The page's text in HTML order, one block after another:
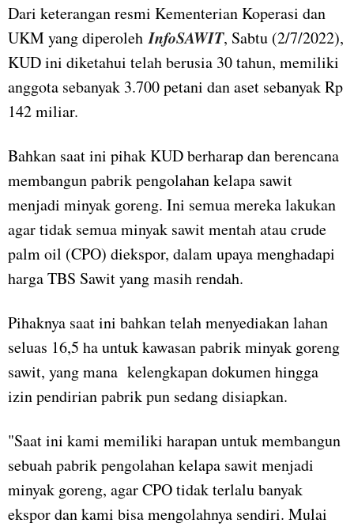
Dari keterangan resmi Kementerian Koperasi dan
UKM yang diperolehInfoSAWIT, Sabtu (2/7/2022),
KUD ini diketahui telah berusia 30 tahun, memiliki
anggota sebanyak 3.700 petani dan aset sebanyak Rp
142 miliar.
Bahkan saat ini pihak KUD berharap dan berencana
membangun pabrik pengolahan kelapa sawit
menjadi minyak goreng. Ini semua mereka lakukan
agar tidak semua minyak sawit mentah atau crude
palm oil (CPO) diekspor, dalam upaya menghadapi
harga TBS Sawit yang masih rendah.
Pihaknya saat ini bahkan telah menyediakan lahan
seluas 16,5 ha untuk kawasan pabrik minyak goreng
sawit, yang mana kelengkapan dokumen hingga
izin pendirian pabrik pun sedang disiapkan.
"Saat ini kami memiliki harapan untuk membangun
sebuah pabrik pengolahan kelapa sawit menjadi
minyak goreng, agar CPO tidak terlalu banyak
ekspor dan kami bisa mengolahnya sendiri. Mulai